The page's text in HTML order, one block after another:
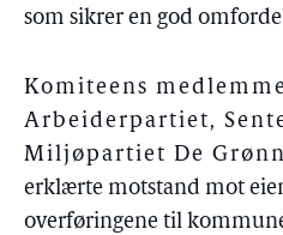
som sikrer en god
Komiteens
Arbeiderpartiet,
Miljøpartiet De
erklærte motstand mot
overføringene til